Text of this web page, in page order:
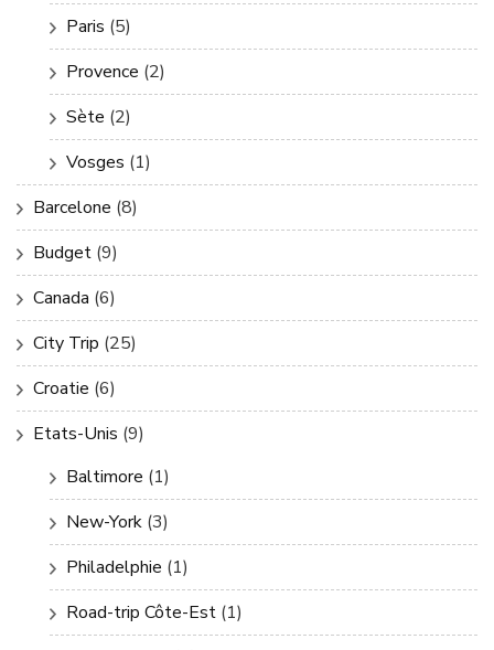
Paris (5)
Provence (2)
Sète (2)
Vosges (1)
Barcelone (8)
Budget (9)
Canada (6)
City Trip (25)
Croatie (6)
Etats-Unis (9)
Baltimore (1)
New-York (3)
Philadelphie (1)
Road-trip Côte-Est (1)